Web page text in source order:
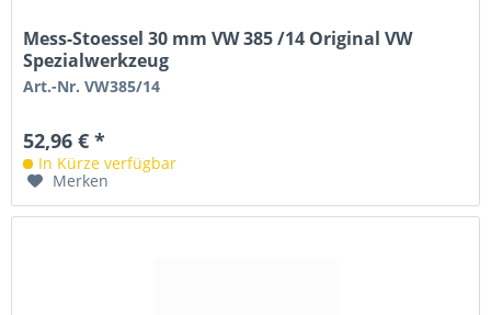
Mess-Stoessel 30 mm VW 385 /14 Original VW
Spezialwerkzeug
Art.-Nr. VW385/14
52,96 € *
In Kürze verfügbar
Merken